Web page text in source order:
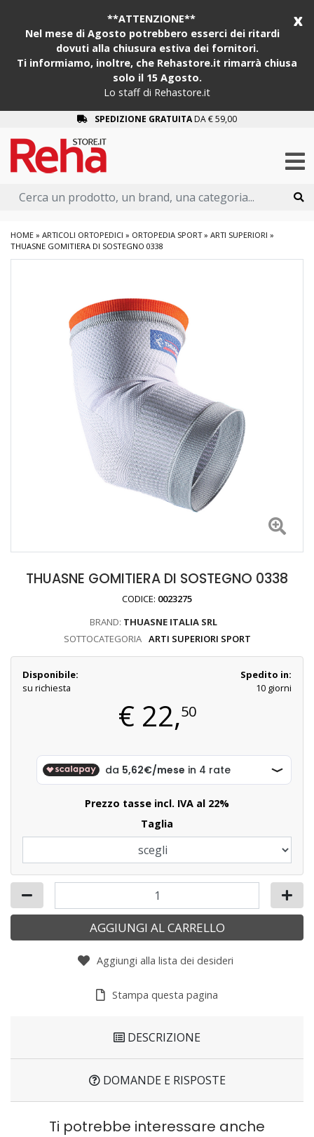
x
**ATTENZIONE**
Nel mese di Agosto potrebbero esserci dei ritardi
dovuti alla chiusura estiva dei fornitori.
Ti informiamo, inoltre, che Rehastore.it rimarrà chiusa
solo il 15 Agosto.
Lo staff di Rehastore.it
SPEDIZIONE GRATUITADA € 59,00
HOME » ARTICOLI ORTOPEDICI » ORTOPEDIA SPORT» ARTI SUPERIORI »
THUASNE GOMITIERA DI SOSTEGNO 0338
THUASNE GOMITIERA DI SOSTEGNO 0338
CODICE: 0023275
BRAND: THUASNE ITALIA SRL
SOTTOCATEGORIA ARTI SUPERIORI SPORT
Disponibile:
su richiesta
Spedito in:
10 giorni
€ 22,50
Prezzo tasse incl. IVA al 22%
Taglia
AGGIUNGI AL CARRELLO
Aggiungi alla lista dei desideri
Stampa questa pagina
DESCRIZIONE
DOMANDE E RISPOSTE
Ti potrebbe interessare anche